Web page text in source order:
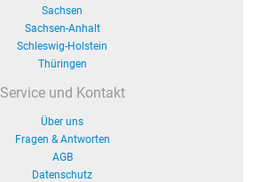
Sachsen
Sachsen-Anhalt
Schleswig-Holstein
Thüringen
Service und Kontakt
Über uns
Fragen & Antworten
AGB
Datenschutz